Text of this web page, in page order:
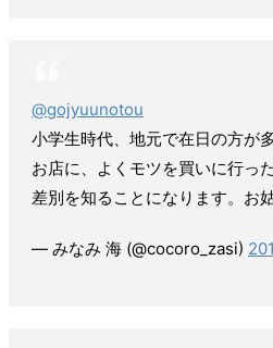
@gojyuunotou
小学生時代、地元で在日の方が
お店に、よくモツを買いに行っ
差別を知ることになります。お
— みなみ 海 (@cocoro_zasi)